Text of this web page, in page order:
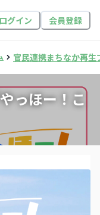
ログイン 会員登録
官民連携まちなか再生
っほー！こ